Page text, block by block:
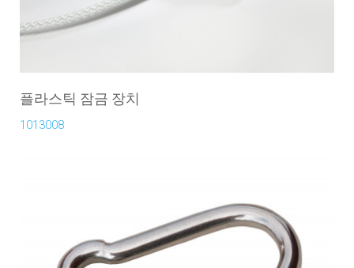
플라스틱 잠금 장치
1013008